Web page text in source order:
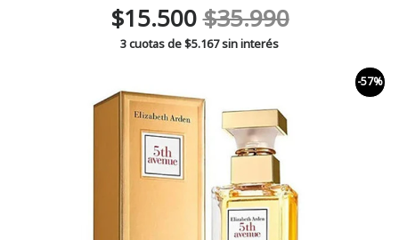
$15.500$35.990
3 cuotas de$5.167sin interés
-57%